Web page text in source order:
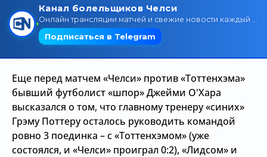
Еще перед матчем «Челси» против «Тоттенхэма»
бывший футболист «шпор» Джейми О'Хара
высказался о том, что главному тренеру «синих»
Грэму Поттеру осталось руководить командой
ровно 3 поединка – с «Тоттенхэмом» (уже
состоялся, и «Челси» проиграл 0:2), «Лидсом» и
Состав команды
Поиск по сайту
Трансляции
О сайте
Контакты